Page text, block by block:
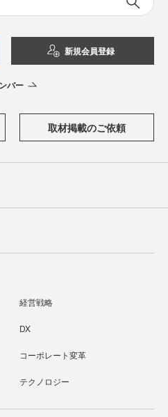
新規会員登録
バー
取材掲載のご依頼
経営戦略
DX
コーポレート変革
テクノロジー